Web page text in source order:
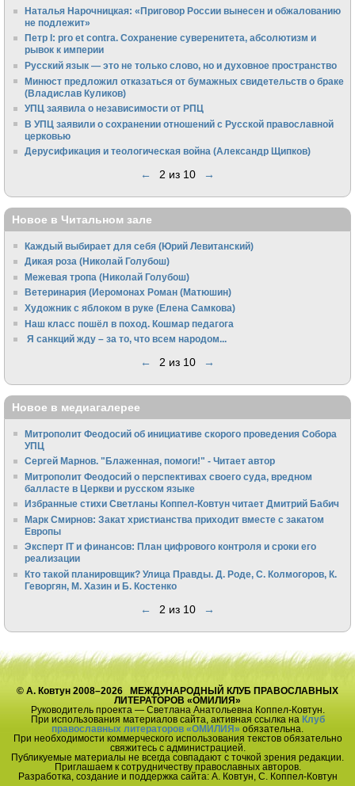
Наталья Нарочницкая: «Приговор России вынесен и обжалованию
не подлежит»
Петр I: pro et contra. Сохранение суверенитета, абсолютизм и
рывок к империи
Русский язык — это не только слово, но и духовное пространство
Минюст предложил отказаться от бумажных свидетельств о браке
(Владислав Куликов)
УПЦ заявила о независимости от РПЦ
В УПЦ заявили о сохранении отношений с Русской православной
церковью
Дерусификация и теологическая война (Александр Щипков)
← 2 из 10 →
Новое в Читальном зале
Каждый выбирает для себя (Юрий Левитанский)
Дикая роза (Николай Голубош)
Межевая тропа (Николай Голубош)
Ветеринария (Иеромонах Роман (Матюшин)
Художник с яблоком в руке (Елена Самкова)
Наш класс пошёл в поход. Кошмар педагога
Я санкций жду – за то, что всем народом...
← 2 из 10 →
Новое в медиагалерее
Митрополит Феодосий об инициативе скорого проведения Собора
УПЦ
Сергей Марнов. "Блаженная, помоги!" - Читает автор
Митрополит Феодосий о перспективах своего суда, вредном
балласте в Церкви и русском языке
Избранные стихи Светланы Коппел-Ковтун читает Дмитрий Бабич
Марк Смирнов: Закат христианства приходит вместе с закатом
Европы
Эксперт IT и финансов: План цифрового контроля и сроки его
реализации
Кто такой планировщик? Улица Правды. Д. Роде, С. Колмогоров, К.
Геворгян, М. Хазин и Б. Костенко
← 2 из 10 →
© А. Ковтун 2008–2026 МЕЖДУНАРОДНЫЙ КЛУБ ПРАВОСЛАВНЫХ
ЛИТЕРАТОРОВ «ОМИЛИЯ»
Руководитель проекта — Светлана Анатольевна Коппел-Ковтун.
При использования материалов сайта, активная ссылка на Клуб
православных литераторов «ОМИЛИЯ» обязательна.
При необходимости коммерческого использования текстов обязательно
свяжитесь с администрацией.
Публикуемые материалы не всегда совпадают с точкой зрения редакции.
Приглашаем к сотрудничеству православных авторов.
Разработка, создание и поддержка сайта: А. Ковтун, С. Коппел-Ковтун